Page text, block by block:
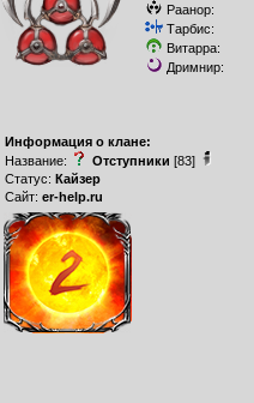
Раанор:
Тарбис:
Витарра:
Дримнир:
Информация о клане:
Название:
Отступники [83]
Статус: Кайзер
Сайт: er-help.ru